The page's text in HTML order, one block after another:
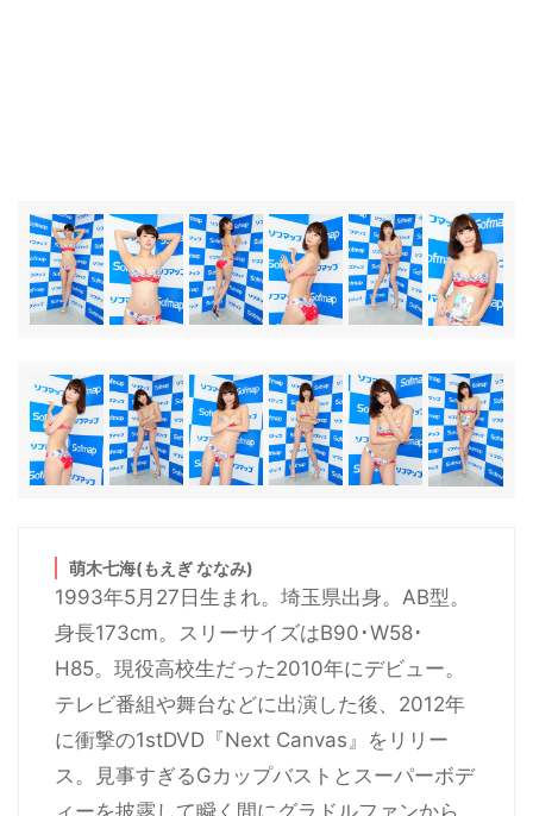
萌木七海(もえぎ ななみ)
1993年5月27日生まれ。埼玉県出身。AB型。
身長173cm。スリーサイズはB90･W58･
H85。現役高校生だった2010年にデビュー。
テレビ番組や舞台などに出演した後、2012年
に衝撃の1stDVD『Next Canvas』をリリー
ス。見事すぎるGカップバストとスーパーボデ
ィーを披露して瞬く間にグラドルファンから